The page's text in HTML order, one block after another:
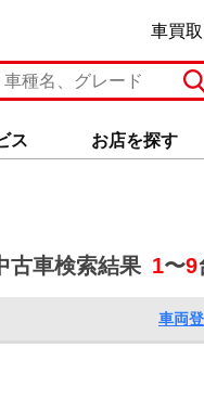
車買
ス お店を探す
古車検索結果 1〜9
車両